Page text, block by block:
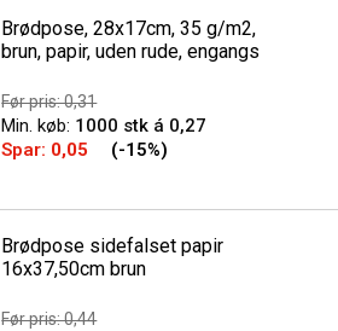
Brødpose, 28x17cm, 35 g/m2,
brun, papir, uden rude, engangs
Før pris: 0,31
Min. køb: 1000 stk á 0,27
Spar: 0,05 (-15%)
Brødpose sidefalset papir
16x37,50cm brun
Før pris: 0,44